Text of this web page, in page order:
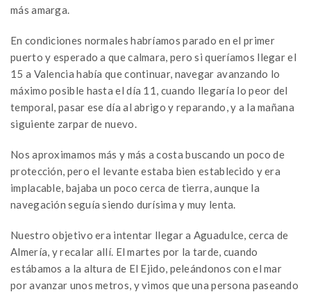
más amarga.
En condiciones normales habríamos parado en el primer
puerto y esperado a que calmara, pero si queríamos llegar el
15 a Valencia había que continuar, navegar avanzando lo
máximo posible hasta el día 11, cuando llegaría lo peor del
temporal, pasar ese día al abrigo y reparando, y a la mañana
siguiente zarpar de nuevo.
Nos aproximamos más y más a costa buscando un poco de
protección, pero el levante estaba bien establecido y era
implacable, bajaba un poco cerca de tierra, aunque la
navegación seguía siendo durísima y muy lenta.
Nuestro objetivo era intentar llegar a Aguadulce, cerca de
Almería, y recalar allí. El martes por la tarde, cuando
estábamos a la altura de El Ejido, peleándonos con el mar
por avanzar unos metros, y vimos que una persona paseando